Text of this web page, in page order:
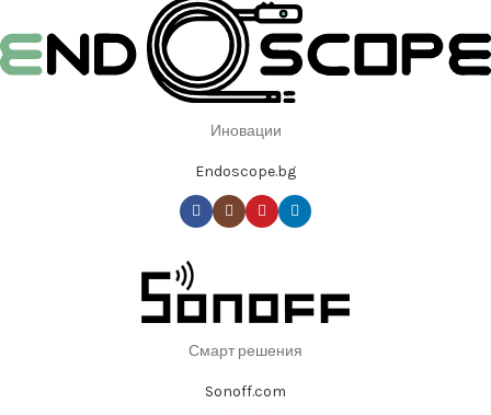
Иновации
Endoscope.bg
Смарт решения
Sonoff.com